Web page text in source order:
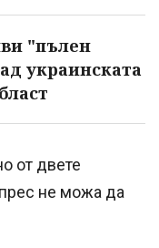
"пълен
украинската
от двете
не можа да